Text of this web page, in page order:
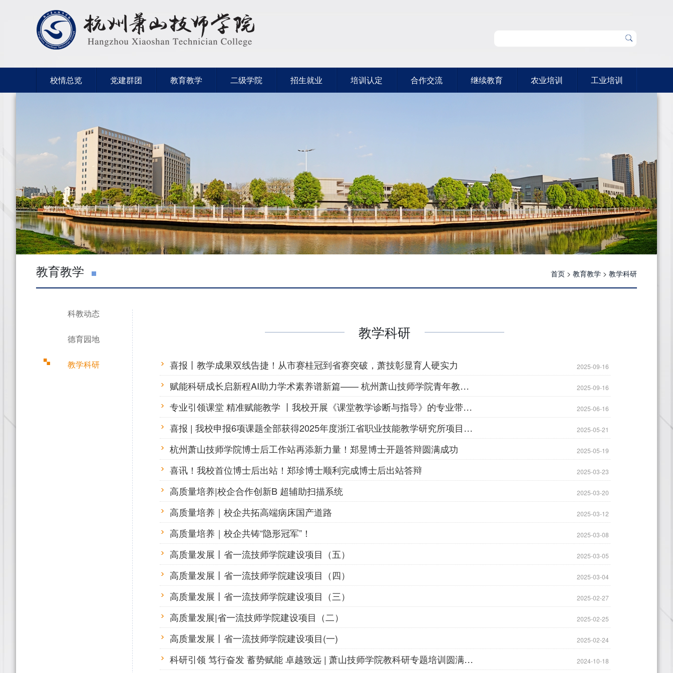
校情总览 党建群团 教育教学 二级学院 招生就业 培训认定 合作交流 继续教育 农业培训 工业培训
教育教学 首页 > 教育教学 > 教学科研
科教动态
德育园地
教学科研
教学科研
喜报丨教学成果双线告捷！从市赛桂冠到省赛突破，萧技彰显育人硬实力 2025-09-16
赋能科研成长启新程AI助力学术素养谱新篇—— 杭州萧山技师学院青年教师教科研写作能力提升训练营顺利开展 2025-09-16
专业引领课堂 精准赋能教学 丨我校开展《课堂教学诊断与指导》的专业带头人培养活动 2025-06-16
喜报 | 我校申报6项课题全部获得2025年度浙江省职业技能教学研究所项目立项 2025-05-21
杭州萧山技师学院博士后工作站再添新力量！郑昱博士开题答辩圆满成功 2025-05-19
喜讯！我校首位博士后出站！郑珍博士顺利完成博士后出站答辩 2025-03-23
高质量培养|校企合作创新B 超辅助扫描系统 2025-03-20
高质量培养｜校企共拓高端病床国产道路 2025-03-12
高质量培养｜校企共铸“隐形冠军”！ 2025-03-08
高质量发展丨省一流技师学院建设项目（五） 2025-03-05
高质量发展丨省一流技师学院建设项目（四） 2025-03-04
高质量发展丨省一流技师学院建设项目（三） 2025-02-27
高质量发展|省一流技师学院建设项目（二） 2025-02-25
高质量发展丨省一流技师学院建设项目(一) 2025-02-24
科研引领 笃行奋发 蓄势赋能 卓越致远 | 萧山技师学院教科研专题培训圆满结束 2024-10-18